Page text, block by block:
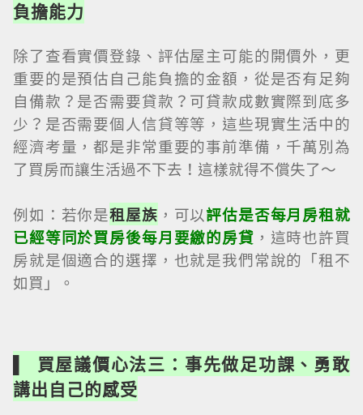
負擔能力
除了查看實價登錄、評估屋主可能的開價外，更
重要的是預估自己能負擔的金額，從是否有足夠
自備款？是否需要貸款？可貸款成數實際到底多
少？是否需要個人信貸等等，這些現實生活中的
經濟考量，都是非常重要的事前準備，千萬別為
了買房而讓生活過不下去！這樣就得不償失了～
例如：若你是租屋族 ，可以評估是否每月房租就
已經等同於買房後每月要繳的房貸 ，這時也許買
房就是個適合的選擇，也就是我們常說的「租不
如買」。
▌ 買屋議價心法三：事先做足功課、勇敢
講出自己的感受